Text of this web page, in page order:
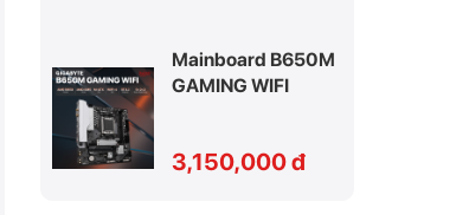
Mainboard B650M
GAMING WIFI
3,150,000 đ